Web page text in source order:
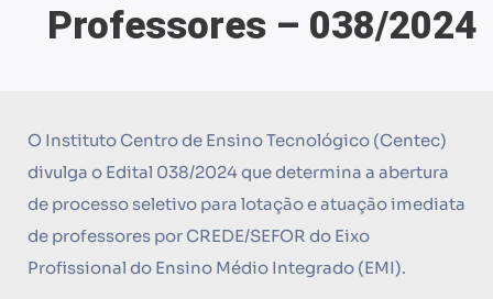
Professores – 038/2024
O Instituto Centro de Ensino Tecnológico (Centec)
divulga o Edital 038/2024 que determina a abertura
de processo seletivo para lotação e atuação imediata
de professores por CREDE/SEFOR do Eixo
Profissional do Ensino Médio Integrado (EMI).